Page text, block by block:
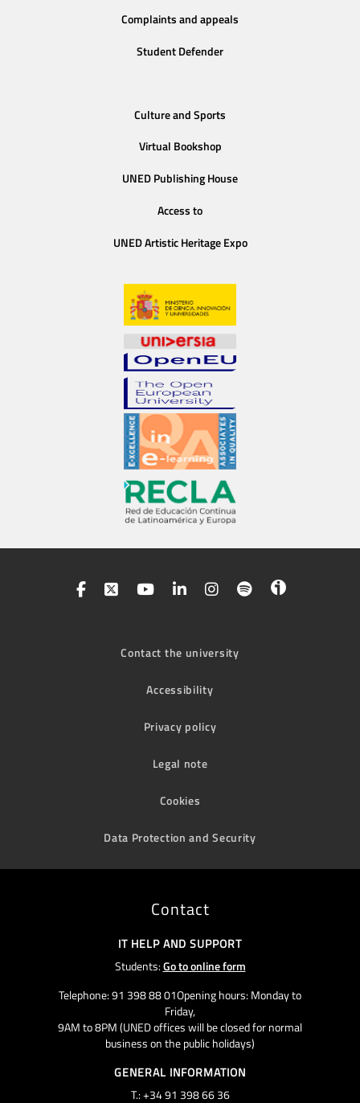
Complaints and appeals
Student Defender
Culture and Sports
Virtual Bookshop
UNED Publishing House
Access to
UNED Artistic Heritage Expo
Contact the university
Accessibility
Privacy policy
Legal note
Cookies
Data Protection and Security
Contact
IT HELP AND SUPPORT
Students:Go to online form
Telephone: 91 398 88 01Opening hours: Monday to
Friday,
9AM to 8PM (UNED offices will be closed for normal
business on the public holidays)
GENERAL INFORMATION
T.: +34 91 398 66 36